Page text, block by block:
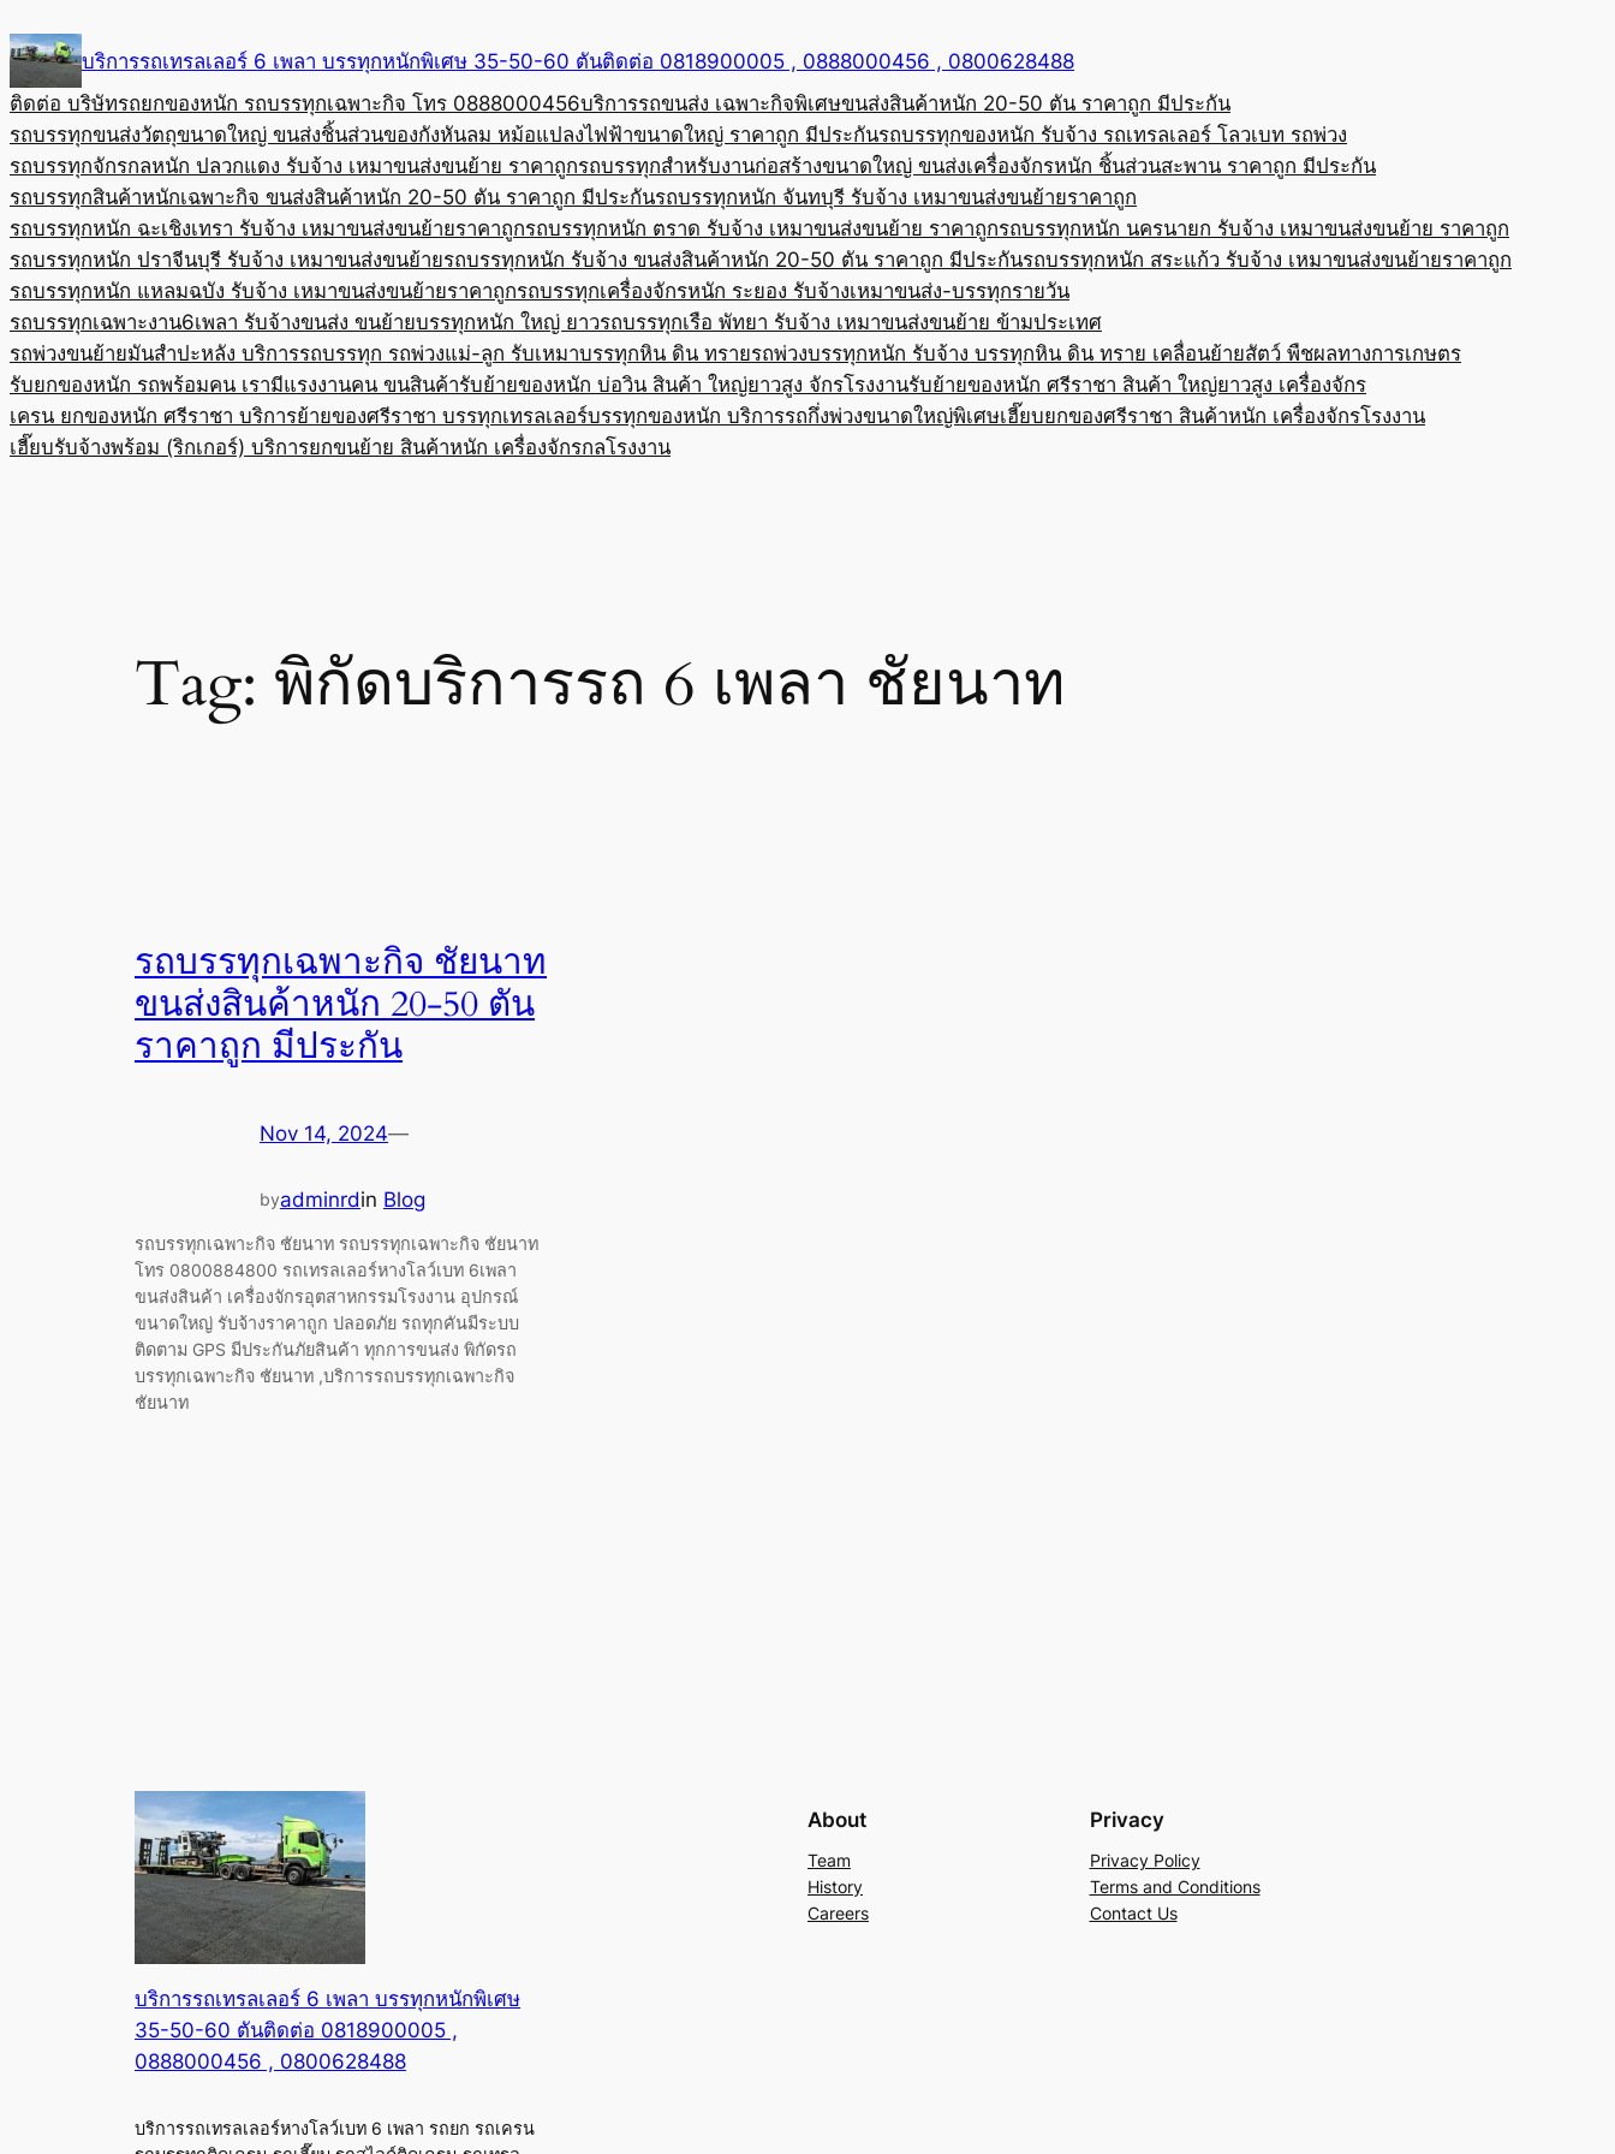
to
content
บริการรถเทรลเลอร์ 6 เพลา บรรทุกหนักพิเศษ 35-50-60 ตันติดต่อ 0818900005 , 0888000456 , 0800628488
ติดต่อ บริษัทรถยกของหนัก รถบรรทุกเฉพาะกิจ โทร 0888000456บริการรถขนส่ง เฉพาะกิจพิเศษขนส่งสินค้าหนัก 20-50 ตัน ราคาถูก มีประกัน
รถบรรทุกขนส่งวัตถุขนาดใหญ่ ขนส่งชิ้นส่วนของกังหันลม หม้อแปลงไฟฟ้าขนาดใหญ่ ราคาถูก มีประกันรถบรรทุกของหนัก รับจ้าง รถเทรลเลอร์ โลวเบท รถพ่วง
รถบรรทุกจักรกลหนัก ปลวกแดง รับจ้าง เหมาขนส่งขนย้าย ราคาถูกรถบรรทุกสำหรับงานก่อสร้างขนาดใหญ่ ขนส่งเครื่องจักรหนัก ชิ้นส่วนสะพาน ราคาถูก มีประกัน
รถบรรทุกสินค้าหนักเฉพาะกิจ ขนส่งสินค้าหนัก 20-50 ตัน ราคาถูก มีประกันรถบรรทุกหนัก จันทบุรี รับจ้าง เหมาขนส่งขนย้ายราคาถูก
รถบรรทุกหนัก ฉะเชิงเทรา รับจ้าง เหมาขนส่งขนย้ายราคาถูกรถบรรทุกหนัก ตราด รับจ้าง เหมาขนส่งขนย้าย ราคาถูกรถบรรทุกหนัก นครนายก รับจ้าง เหมาขนส่งขนย้าย ราคาถูก
รถบรรทุกหนัก ปราจีนบุรี รับจ้าง เหมาขนส่งขนย้ายรถบรรทุกหนัก รับจ้าง ขนส่งสินค้าหนัก 20-50 ตัน ราคาถูก มีประกันรถบรรทุกหนัก สระแก้ว รับจ้าง เหมาขนส่งขนย้ายราคาถูก
รถบรรทุกหนัก แหลมฉบัง รับจ้าง เหมาขนส่งขนย้ายราคาถูกรถบรรทุกเครื่องจักรหนัก ระยอง รับจ้างเหมาขนส่ง-บรรทุกรายวัน
รถบรรทุกเฉพาะงาน6เพลา รับจ้างขนส่ง ขนย้ายบรรทุกหนัก ใหญ่ ยาวรถบรรทุกเรือ พัทยา รับจ้าง เหมาขนส่งขนย้าย ข้ามประเทศ
รถพ่วงขนย้ายมันสำปะหลัง บริการรถบรรทุก รถพ่วงแม่-ลูก รับเหมาบรรทุกหิน ดิน ทรายรถพ่วงบรรทุกหนัก รับจ้าง บรรทุกหิน ดิน ทราย เคลื่อนย้ายสัตว์ พืชผลทางการเกษตร
รับยกของหนัก รถพร้อมคน เรามีแรงงานคน ขนสินค้ารับย้ายของหนัก บ่อวิน สินค้า ใหญ่ยาวสูง จักรโรงงานรับย้ายของหนัก ศรีราชา สินค้า ใหญ่ยาวสูง เครื่องจักร
เครน ยกของหนัก ศรีราชา บริการย้ายของศรีราชา บรรทุกเทรลเลอร์บรรทุกของหนัก บริการรถกึ่งพ่วงขนาดใหญ่พิเศษเฮี๊ยบยกของศรีราชา สินค้าหนัก เครื่องจักรโรงงาน
เฮี๊ยบรับจ้างพร้อม (ริกเกอร์) บริการยกขนย้าย สินค้าหนัก เครื่องจักรกลโรงงาน
Tag: พิกัดบริการรถ 6 เพลา ชัยนาท
รถบรรทุกเฉพาะกิจ ชัยนาท
ขนส่งสินค้าหนัก 20-50 ตัน
ราคาถูก มีประกัน
Nov 14, 2024—
byadminrdin Blog
รถบรรทุกเฉพาะกิจ ชัยนาท รถบรรทุกเฉพาะกิจ ชัยนาท
โทร 0800884800 รถเทรลเลอร์หางโลว์เบท 6เพลา
ขนส่งสินค้า เครื่องจักรอุตสาหกรรมโรงงาน อุปกรณ์
ขนาดใหญ่ รับจ้างราคาถูก ปลอดภัย รถทุกคันมีระบบ
ติดตาม GPS มีประกันภัยสินค้า ทุกการขนส่ง พิกัดรถ
บรรทุกเฉพาะกิจ ชัยนาท ,บริการรถบรรทุกเฉพาะกิจ
ชัยนาท
บริการรถเทรลเลอร์ 6 เพลา บรรทุกหนักพิเศษ
35-50-60 ตันติดต่อ 0818900005 ,
0888000456 , 0800628488
บริการรถเทรลเลอร์หางโลว์เบท 6 เพลา รถยก รถเครน
About
Team
History
Careers
Privacy
Privacy Policy
Terms and Conditions
Contact Us